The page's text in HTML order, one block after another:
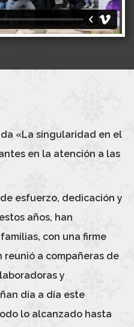
«La singularidad en el
en la atención a las
esfuerzo, dedicación y
años, han
con una firme
reunió a compañeras de
y
día a día este
lo alcanzado hasta